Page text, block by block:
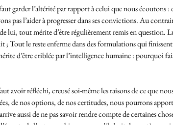
garder l’altérité par rapport à celui que nous écoutons :
pas l’aider à progresser dans ses convictions. Au
lui, tout mérite d’être régulièrement remis en question.
; Tout le reste enferme dans des formulations qui
d’être criblée par l’intelligence humaine : pourquoi
avoir réfléchi, creusé soi-même les raisons de ce que
de nos options, de nos certitudes, nous pourrons
aussi de ne pas savoir rendre compte de certaines